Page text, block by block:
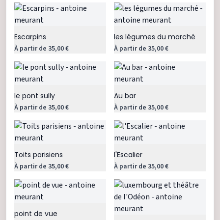
Escarpins
À partir de 35,00 €
les légumes du marché
À partir de 35,00 €
le pont sully
À partir de 35,00 €
Au bar
À partir de 35,00 €
Toits parisiens
À partir de 35,00 €
l'Escalier
À partir de 35,00 €
point de vue